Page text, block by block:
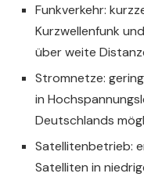
Funkverkehr:
Kurzwellenfunk
über weite
Stromnetze:
in
Deutschlands
Satellitenbetrieb:
Satelliten in